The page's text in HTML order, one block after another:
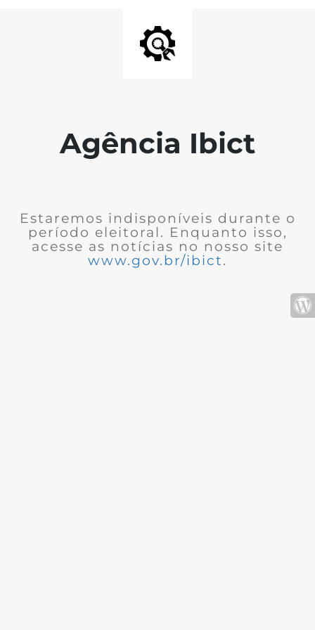
Agência Ibict
Estaremos indisponíveis durante o
período eleitoral. Enquanto isso,
acesse as notícias no nosso site
www.gov.br/ibict.